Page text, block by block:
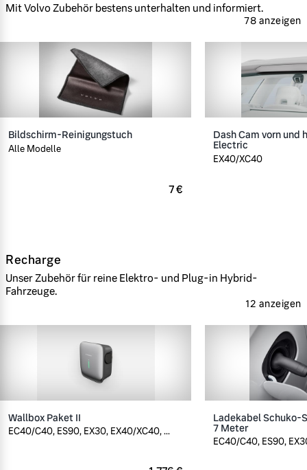
Mit Volvo Zubehör bestens unterhalten und informiert.
78 anzeigen
Bildschirm-Reinigungstuch
Alle Modelle
7 €
Dash Cam vorn und
Electric
EX40/XC40
Recharge
Unser Zubehör für reine Elektro- und Plug-in Hybrid-
Fahrzeuge.
12 anzeigen
Wallbox Paket II
EC40/C40, ES90, EX30, EX40/XC40, ...
Ladekabel Schuko-
7 Meter
EC40/C40, ES90,